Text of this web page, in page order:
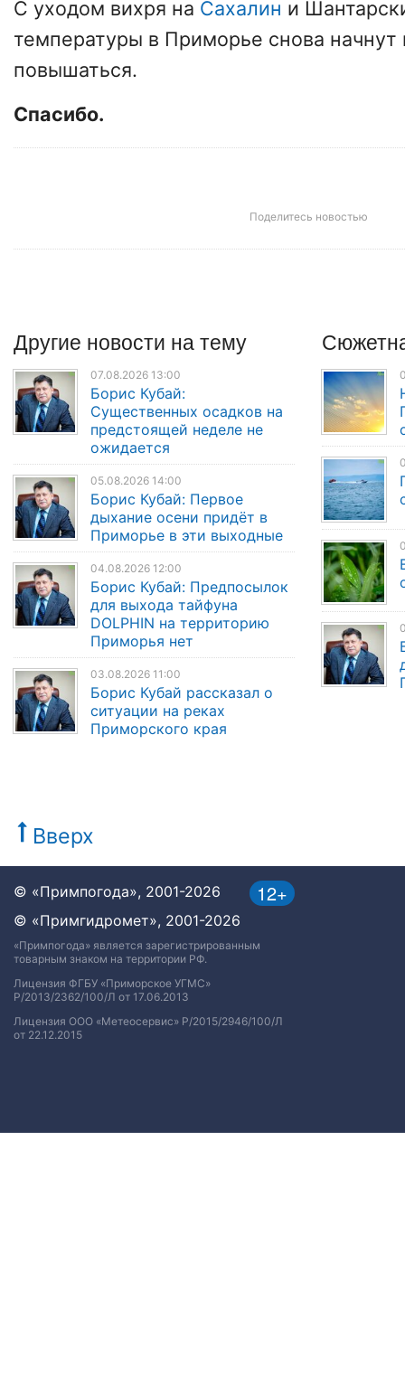
С уходом вихря на Сахалин и
температуры в Приморье снова
повышаться.
Спасибо.
Поделитесь новостью
Другие новости на тему
07.08.2026 13:00
Борис Кубай:
Существенных осадков на
предстоящей неделе не
ожидается
05.08.2026 14:00
Борис Кубай: Первое
дыхание осени придёт в
Приморье в эти выходные
04.08.2026 12:00
Борис Кубай: Предпосылок
для выхода тайфуна
DOLPHIN на территорию
Приморья нет
03.08.2026 11:00
Борис Кубай рассказал о
ситуации на реках
Приморского края
Вверх
12+
© «Примпогода», 2001-2026
© «Примгидромет», 2001-2026
«Примпогода» является зарегистрированным
товарным знаком на территории РФ.
Лицензия ФГБУ «Приморское УГМС»
Р/2013/2362/100/Л от 17.06.2013
Лицензия ООО «Метеосервис» Р/2015/2946/100/Л
от 22.12.2015